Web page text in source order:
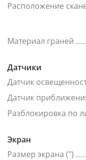
Расположение
Материал граней
Датчики
Датчик
Датчик
Разблокировка по
Экран
Размер экрана (")